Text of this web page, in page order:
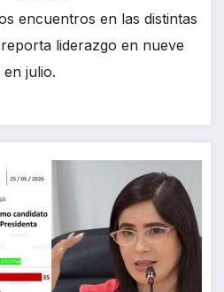
encuentros en las distintas
liderazgo en nueve
en julio.